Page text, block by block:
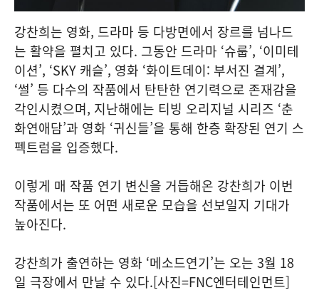
강찬희는 영화, 드라마 등 다방면에서 장르를 넘나드
는 활약을 펼치고 있다. 그동안 드라마 ‘슈룹’, ‘이미테
이션’, ‘SKY 캐슬’, 영화 ‘화이트데이: 부서진 결계’,
‘썰’ 등 다수의 작품에서 탄탄한 연기력으로 존재감을
각인시켰으며, 지난해에는 티빙 오리지널 시리즈 ‘춘
화연애담’과 영화 ‘귀신들’을 통해 한층 확장된 연기 스
펙트럼을 입증했다.
이렇게 매 작품 연기 변신을 거듭해온 강찬희가 이번
작품에서는 또 어떤 새로운 모습을 선보일지 기대가
높아진다.
강찬희가 출연하는 영화 ‘메소드연기’는 오는 3월 18
일 극장에서 만날 수 있다.[사진=FNC엔터테인먼트]